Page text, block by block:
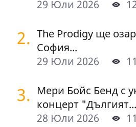
29 Юли 2026
2. The Prodigy ще
София...
29 Юли 2026
3. Мери Бойс Бенд с
концерт "Дългият...
28 Юли 2026